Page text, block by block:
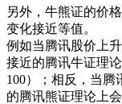
另外，牛熊证的价
变化接近等值。
例如当腾讯股价上
接近的腾讯牛证理
100）；相反，当腾
的腾讯熊证理论上